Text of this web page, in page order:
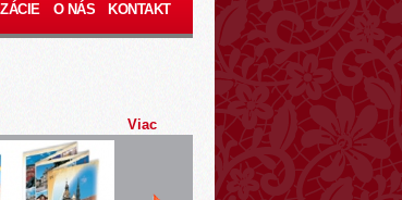
O NÁS KONTAKT
Viac